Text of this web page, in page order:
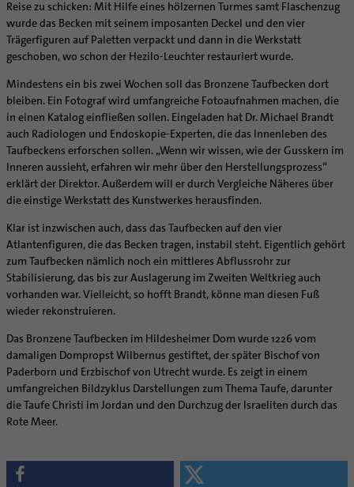
Ehe - Familie - Geschlechtergerechtigkeit
Kategoriale und Diakonale Seelsorge
Notfall
Polizei- und Feuerwehr
Schule
Gefängnisseelsorge
Segensorte
Veranstaltungen
Supervision
Coaching
Aufbrüche in der Kirche
KirchenZeitung online
Verwaltungsbeauftragte / Verwaltungsleitungen in
Pfarrgemeinden
Reise zu schicken: Mit Hilfe eines hölzernen Turmes samt Flaschenzug
wurde das Becken mit seinem imposanten Deckel und den vier
Trägerfiguren auf Paletten verpackt und dann in die Werkstatt
geschoben, wo schon der Hezilo-Leuchter restauriert wurde.
Mindestens ein bis zwei Wochen soll das Bronzene Taufbecken dort
bleiben. Ein Fotograf wird umfangreiche Fotoaufnahmen machen, die
in einen Katalog einfließen sollen. Eingeladen hat Dr. Michael Brandt
auch Radiologen und Endoskopie-Experten, die das Innenleben des
Taufbeckens erforschen sollen. „Wenn wir wissen, wie der Gusskern im
Inneren aussieht, erfahren wir mehr über den Herstellungsprozess“
erklärt der Direktor. Außerdem will er durch Vergleiche Näheres über
die einstige Werkstatt des Kunstwerkes herausfinden.
Klar ist inzwischen auch, dass das Taufbecken auf den vier
Atlantenfiguren, die das Becken tragen, instabil steht. Eigentlich gehört
zum Taufbecken nämlich noch ein mittleres Abflussrohr zur
Stabilisierung, das bis zur Auslagerung im Zweiten Weltkrieg auch
vorhanden war. Vielleicht, so hofft Brandt, könne man diesen Fuß
wieder rekonstruieren.
Das Bronzene Taufbecken im Hildesheimer Dom wurde 1226 vom
damaligen Dompropst Wilbernus gestiftet, der später Bischof von
Paderborn und Erzbischof von Utrecht wurde. Es zeigt in einem
umfangreichen Bildzyklus Darstellungen zum Thema Taufe, darunter
die Taufe Christi im Jordan und den Durchzug der Israeliten durch das
Rote Meer.